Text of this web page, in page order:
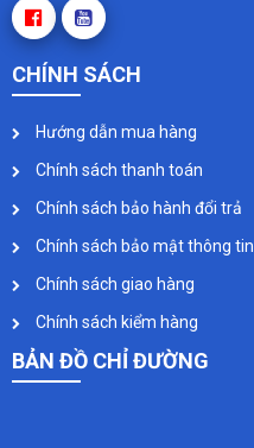
CHÍNH SÁCH
Hướng dẫn mua hàng
Chính sách thanh toán
Chính sách bảo hành đổi trả
Chính sách bảo mật thông tin
Chính sách giao hàng
Chính sách kiểm hàng
BẢN ĐỒ CHỈ ĐƯỜNG